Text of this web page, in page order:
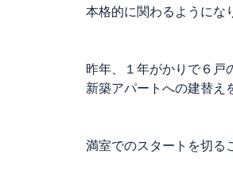
本格的に関わるようにな
昨年、１年がかりで６戸
新築アパートへの建替え
満室でのスタートを切る